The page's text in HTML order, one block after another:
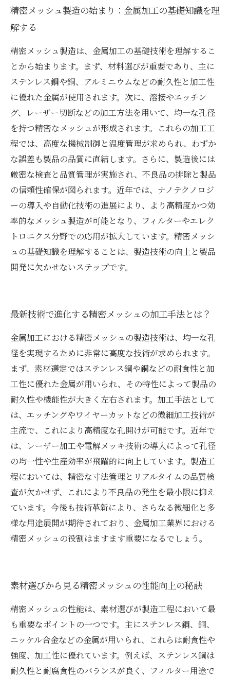
トを解説
未来を拓く精密メッシュ技術：業界が求める高
品質製品作りの全貌
精密メッシュとは何か？基本構造と多彩な用途
を探る
金属加工業界における精密メッシュ製造の最新
トレンドと展望
精密メッシュ製造の始まり：金属加工の基礎知識を理
解する
精密メッシュ製造は、金属加工の基礎技術を理解するこ
とから始まります。まず、材料選びが重要であり、主に
ステンレス鋼や銅、アルミニウムなどの耐久性と加工性
に優れた金属が使用されます。次に、溶接やエッチン
グ、レーザー切断などの加工方法を用いて、均一な孔径
を持つ精密なメッシュが形成されます。これらの加工工
程では、高度な機械制御と温度管理が求められ、わずか
な誤差も製品の品質に直結します。さらに、製造後には
厳密な検査と品質管理が実施され、不良品の排除と製品
の信頼性確保が図られます。近年では、ナノテクノロジ
ーの導入や自動化技術の進展により、より高精度かつ効
率的なメッシュ製造が可能となり、フィルターやエレク
トロニクス分野での応用が拡大しています。精密メッシ
ュの基礎知識を理解することは、製造技術の向上と製品
開発に欠かせないステップです。
最新技術で進化する精密メッシュの加工手法とは？
金属加工における精密メッシュの製造技術は、均一な孔
径を実現するために非常に高度な技術が求められます。
まず、素材選定ではステンレス鋼や銅などの耐食性と加
工性に優れた金属が用いられ、その特性によって製品の
耐久性や機能性が大きく左右されます。加工手法として
は、エッチングやワイヤーカットなどの微細加工技術が
主流で、これにより高精度な孔開けが可能です。近年で
は、レーザー加工や電解メッキ技術の導入によって孔径
の均一性や生産効率が飛躍的に向上しています。製造工
程においては、精密な寸法管理とリアルタイムの品質検
査が欠かせず、これにより不良品の発生を最小限に抑え
ています。今後も技術革新により、さらなる微細化と多
様な用途展開が期待されており、金属加工業界における
精密メッシュの役割はますます重要になるでしょう。
素材選びから見る精密メッシュの性能向上の秘訣
精密メッシュの性能は、素材選びが製造工程において最
も重要なポイントの一つです。主にステンレス鋼、銅、
ニッケル合金などの金属が用いられ、これらは耐食性や
強度、加工性に優れています。例えば、ステンレス鋼は
耐久性と耐腐食性のバランスが良く、フィルター用途で